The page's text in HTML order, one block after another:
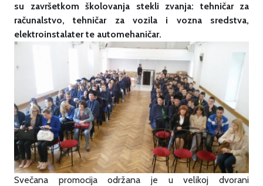
su završetkom školovanja stekli zvanja: tehničar za
računalstvo, tehničar za vozila i vozna sredstva,
elektroinstalater te automehaničar.
Svečana promocija održana je u velikoj dvorani